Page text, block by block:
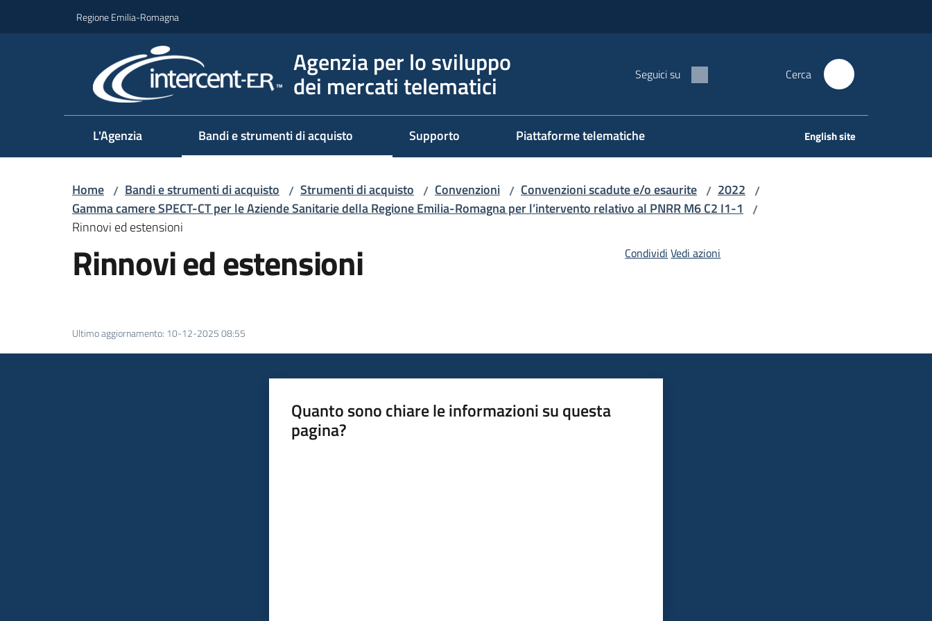
Regione Emilia-Romagna
Agenzia per lo sviluppo
dei mercati telematici Seguici su Cerca
L'Agenzia Bandi e strumenti di acquisto Supporto Piattaforme telematiche English site
Home / Bandi e strumenti di acquisto / Strumenti di acquisto / Convenzioni / Convenzioni scadute e/o esaurite / 2022 /
Gamma camere SPECT-CT per le Aziende Sanitarie della Regione Emilia-Romagna per l’intervento relativo al PNRR M6 C2 I1-1 /
Rinnovi ed estensioni
Rinnovi ed estensioni Condividi Vedi azioni
Ultimo aggiornamento: 10-12-2025 08:55
Quanto sono chiare le informazioni su questa
pagina?